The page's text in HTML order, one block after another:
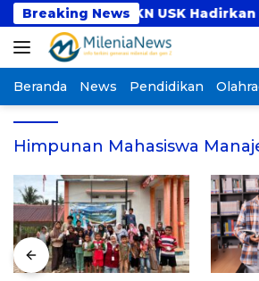
Langsung
ke
konten
Breaking NewsKKN USK Hadirkan
Beranda News Pendidikan
Himpunan Mahasiswa